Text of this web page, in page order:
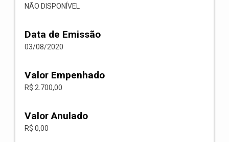
NÃO DISPONÍVEL
Data de Emissão
03/08/2020
Valor Empenhado
R$ 2.700,00
Valor Anulado
R$ 0,00